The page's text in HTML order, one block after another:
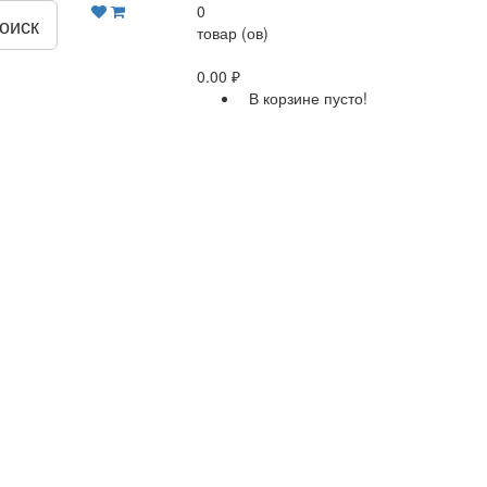
0
товар (ов)
0.00 ₽
В корзине пусто!